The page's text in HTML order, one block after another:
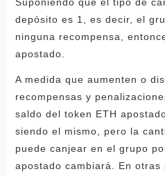
depósito es 1, es decir, el
ninguna recompensa,
apostado.
A medida que aumenten o
recompensas y
saldo del token ETH
siendo el mismo, pero la
puede canjear en el grupo
apostado cambiará. En otras